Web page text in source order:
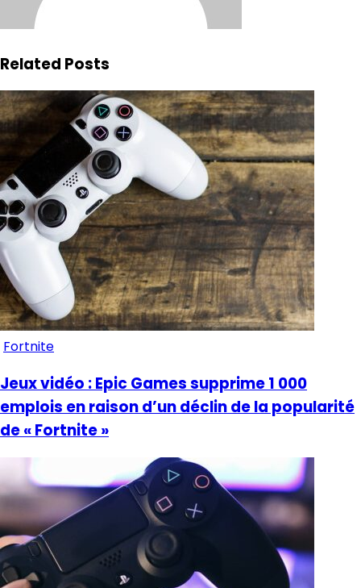
Related Posts
Fortnite
Jeux vidéo : Epic Games supprime 1 000
emplois en raison d’un déclin de la popularité
de « Fortnite »